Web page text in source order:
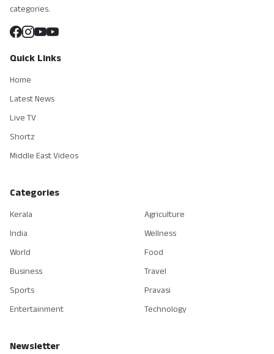
categories.
Quick Links
Home
Latest News
Live TV
Shortz
Middle East Videos
Categories
Kerala
India
World
Business
Sports
Entertainment
Agriculture
Wellness
Food
Travel
Pravasi
Technology
Newsletter